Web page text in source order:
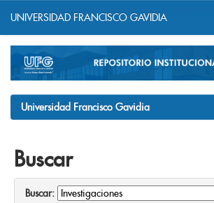
navigation
UNIVERSIDAD FRANCISCO GAVIDIA
Universidad Francisco Gavidia
Buscar
Buscar: